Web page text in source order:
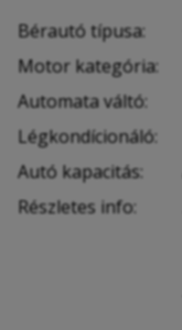
Bérautó típusa:
Motor kategória:
Automata váltó:
Légkondícionáló:
Autó kapacitás:
Részletes info: